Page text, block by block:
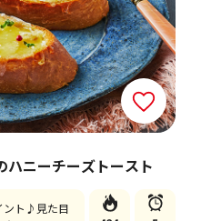
ハニーチーズトースト
ント♪見た目